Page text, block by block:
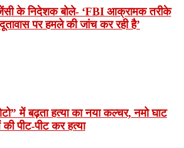
के निदेशक बोले- ‘FBI आक्रामक तरीके
पर हमले की जांच कर रही है’
में बढ़ता हत्या का नया कल्चर, नमो घाट
पीट-पीट कर हत्या